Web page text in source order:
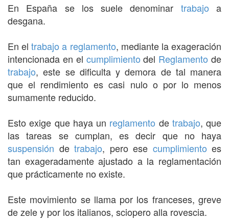
En España se los suele denominar trabajo a
desgana.
En eltrabajo a reglamento, mediante la exageración
intencionada en el cumplimiento del Reglamento de
trabajo, este se dificulta y demora de tal manera
que el rendimiento es casi nulo o por lo menos
sumamente reducido.
Esto exige que haya un reglamento de trabajo, que
las tareas se cumplan, es decir que no haya
suspensión de trabajo, pero ese cumplimiento es
tan exageradamente ajustado a la reglamentación
que prácticamente no existe.
Este movimiento se llama por los franceses, greve
de zele y por los italianos, sciopero alla rovescia.